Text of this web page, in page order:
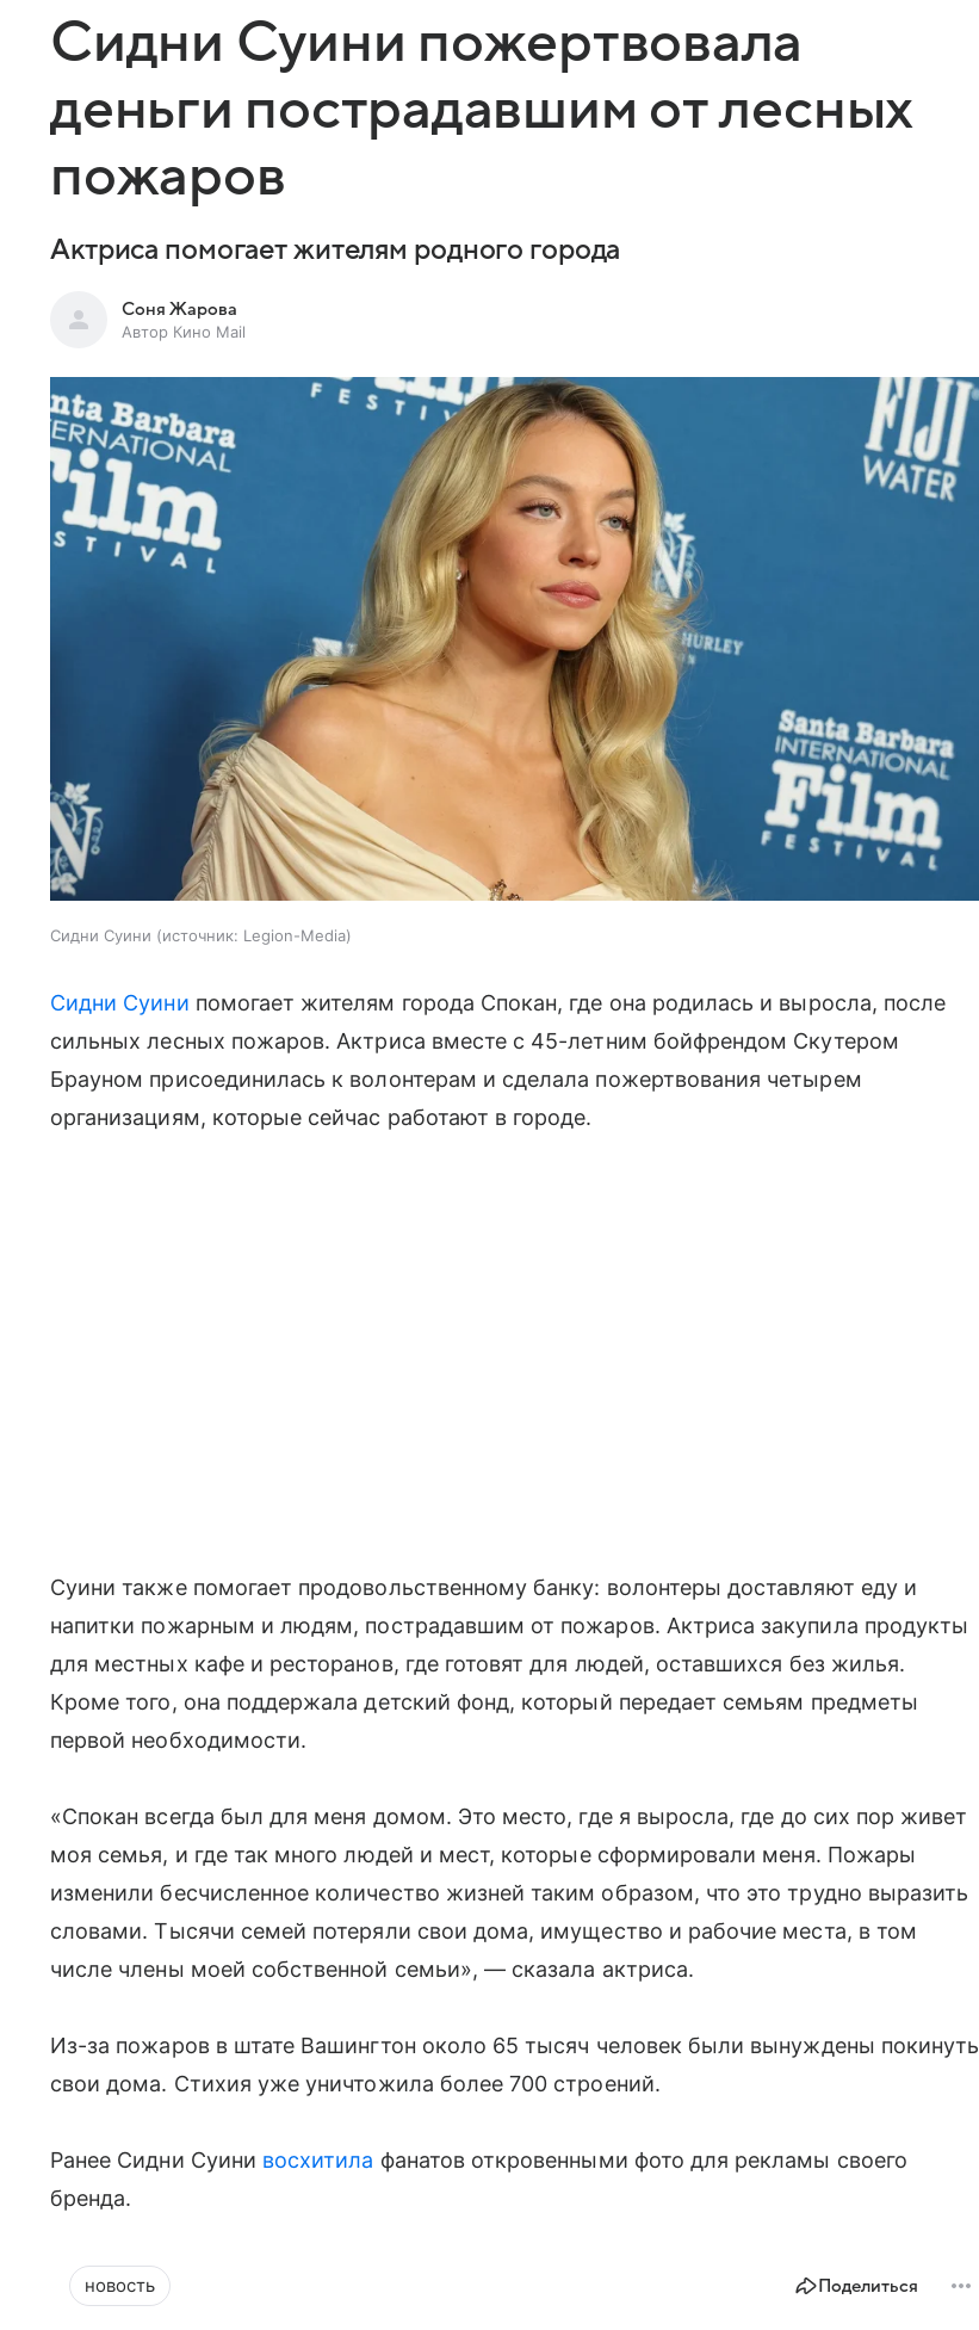
Сидни Суини пожертвовала
деньги пострадавшим от лесных
пожаров
Актриса помогает жителям родного города
Соня Жарова
Автор Кино Mail
Сидни Суини источник: Legion-Media
Сидни Суини помогает жителям города Спокан, где она родилась и выросла, после
сильных лесных пожаров. Актриса вместе с 45-летним бойфрендом Скутером
Брауном присоединилась к волонтерам и сделала пожертвования четырем
организациям, которые сейчас работают в городе.
Суини также помогает продовольственному банку: волонтеры доставляют еду и
напитки пожарным и людям, пострадавшим от пожаров. Актриса закупила продукты
для местных кафе и ресторанов, где готовят для людей, оставшихся без жилья.
Кроме того, она поддержала детский фонд, который передает семьям предметы
первой необходимости.
«Спокан всегда был для меня домом. Это место, где я выросла, где до сих пор живет
моя семья, и где так много людей и мест, которые сформировали меня. Пожары
изменили бесчисленное количество жизней таким образом, что это трудно выразить
словами. Тысячи семей потеряли свои дома, имущество и рабочие места, в том
числе члены моей собственной семьи», — сказала актриса.
Из-за пожаров в штате Вашингтон около 65 тысяч человек были вынуждены покинуть
свои дома. Стихия уже уничтожила более 700 строений.
Ранее Сидни Суини восхитила фанатов откровенными фото для рекламы своего
бренда.
новость Поделиться